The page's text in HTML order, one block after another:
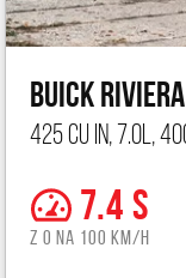
Buick
425 cu in, 7.0L,
7.4 s
z 0 na 100 km/h